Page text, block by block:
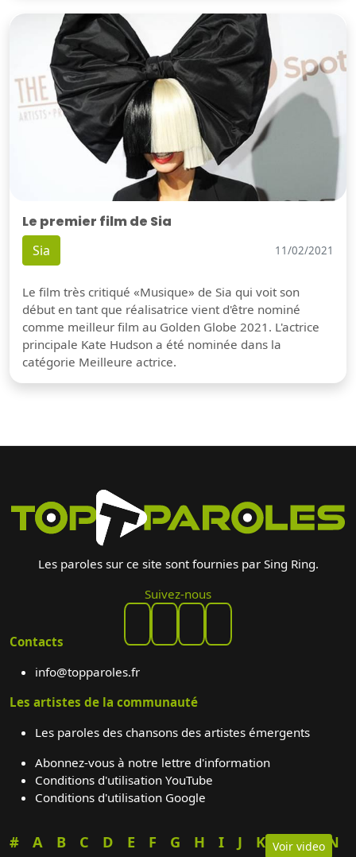
Voir video
Le premier film de Sia
Sia 11/02/2021
Le film très critiqué «Musique» de Sia qui voit son
début en tant que réalisatrice vient d'être nominé
comme meilleur film au Golden Globe 2021. L'actrice
principale Kate Hudson a été nominée dans la
catégorie Meilleure actrice.
Les paroles sur ce site sont fournies par Sing Ring.
Suivez-nous
Contacts
info@topparoles.fr
Les artistes de la communauté
Les paroles des chansons des artistes émergents
Abonnez-vous à notre lettre d'information
Conditions d'utilisation YouTube
Conditions d'utilisation Google
# A B C D E F G H I J K L M
N